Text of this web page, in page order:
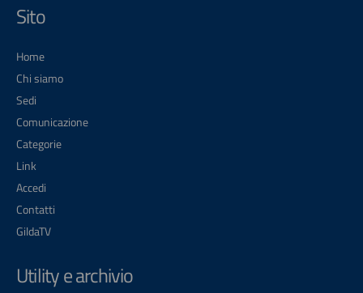
Sito
Home
Chi siamo
Sedi
Comunicazione
Categorie
Link
Accedi
Contatti
GildaTV
Utility e archivio